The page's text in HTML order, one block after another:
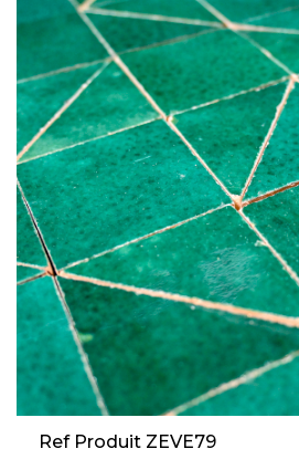
Ref Produit ZEVE79